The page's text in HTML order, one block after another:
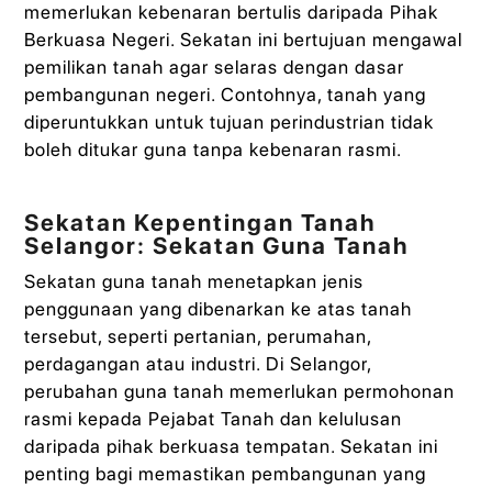
memerlukan kebenaran bertulis daripada Pihak
Berkuasa Negeri. Sekatan ini bertujuan mengawal
pemilikan tanah agar selaras dengan dasar
pembangunan negeri. Contohnya, tanah yang
diperuntukkan untuk tujuan perindustrian tidak
boleh ditukar guna tanpa kebenaran rasmi.
Sekatan Kepentingan Tanah
Selangor: Sekatan Guna Tanah
Sekatan guna tanah menetapkan jenis
penggunaan yang dibenarkan ke atas tanah
tersebut, seperti pertanian, perumahan,
perdagangan atau industri. Di Selangor,
perubahan guna tanah memerlukan permohonan
rasmi kepada Pejabat Tanah dan kelulusan
daripada pihak berkuasa tempatan. Sekatan ini
penting bagi memastikan pembangunan yang